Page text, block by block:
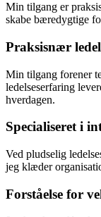
Min tilgang er
skabe bæredygtige
Praksisnær
Min tilgang forener
ledelseserfaring
hverdagen.
Specialiseret i
Ved pludselig
jeg klæder
Forståelse for